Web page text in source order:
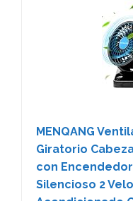
MENQANG
Giratorio
con
Silencioso 2